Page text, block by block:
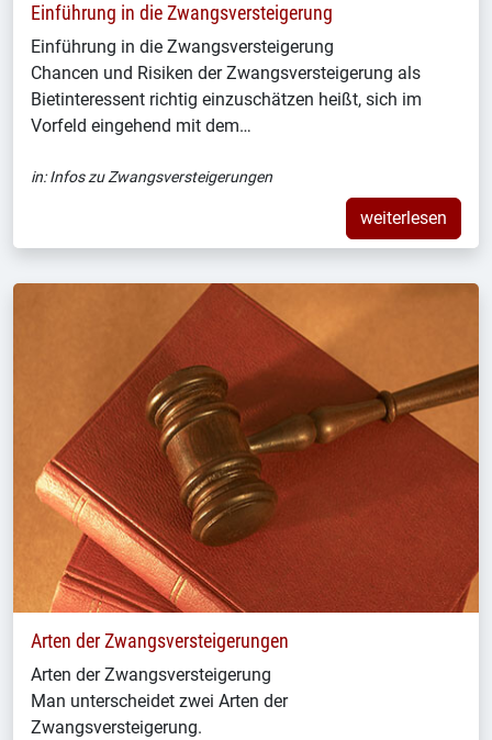
Einführung in die Zwangsversteigerung
Einführung in die Zwangsversteigerung
Chancen und Risiken der Zwangsversteigerung als
Bietinteressent richtig einzuschätzen heißt, sich im
Vorfeld eingehend mit dem…
in:Infos zu Zwangsversteigerungen
weiterlesen
Arten der Zwangsversteigerungen
Arten der Zwangsversteigerung
Man unterscheidet zwei Arten der
Zwangsversteigerung.